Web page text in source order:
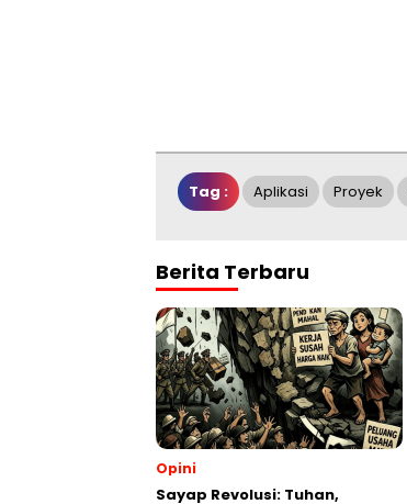
Tag : Aplikasi Proyek
Berita Terbaru
Opini
Sayap Revolusi: Tuhan,